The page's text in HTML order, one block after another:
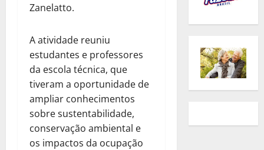
Zanelatto.
A atividade reuniu
estudantes e professores
da escola técnica, que
tiveram a oportunidade de
ampliar conhecimentos
sobre sustentabilidade,
conservação ambiental e
os impactos da ocupação